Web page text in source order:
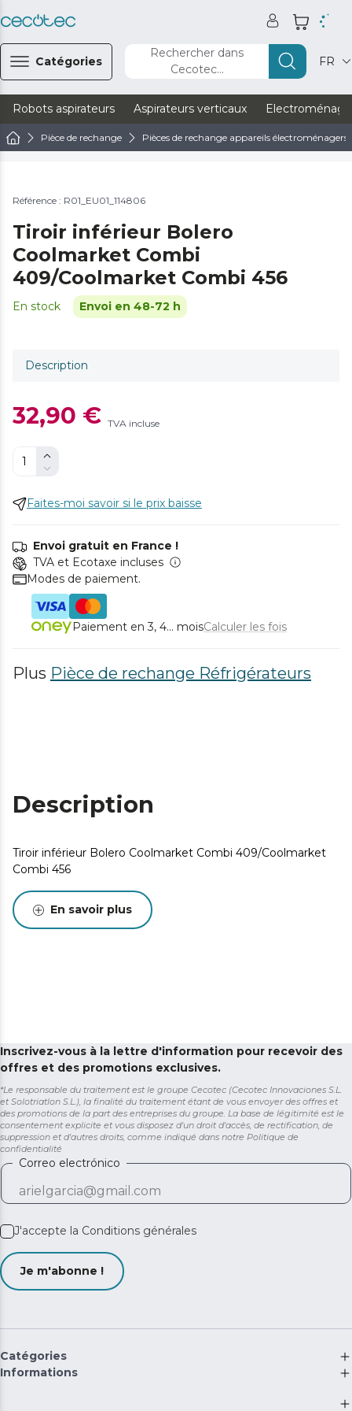
Catégories
Rechercher dans
Cecotec...
FR
Robots aspirateurs Aspirateurs verticaux
Pièce de rechange Pièces de rechange appareils électroménagers
Référence : R01_EU01_114806
Tiroir inférieur Bolero
Coolmarket Combi
409/Coolmarket Combi 456
En stock Envoi en 48-72 h
Description
32,90 € TVA incluse
Faites-moi savoir si le prix baisse
Envoi gratuit en France !
TVA et Ecotaxe incluses
Modes de paiement.
Paiement en 3, 4... moisCalculer les fois
Plus Pièce de rechange Réfrigérateurs
Description
Tiroir inférieur Bolero Coolmarket Combi 409/Coolmarket
Combi 456
En savoir plus
Inscrivez-vous à la lettre d'information pour recevoir des
offres et des promotions exclusives.
*Le responsable du traitement est le groupe Cecotec (Cecotec Innovaciones S.L.
et Solotriatlon S.L.), la finalité du traitement étant de vous envoyer des offres et
des promotions de la part des entreprises du groupe. La base de légitimité est le
consentement explicite et vous disposez d'un droit d'accès, de rectification, de
suppression et d'autres droits, comme indiqué dans notre Politique de
confidentialité
Correo electrónico
J'accepte la Conditions générales
Je m'abonne !
Catégories
Informations